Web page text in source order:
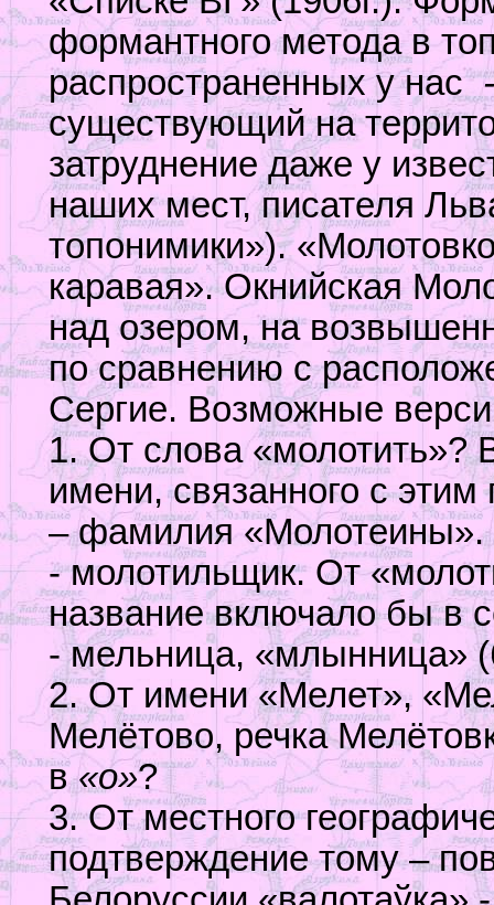
формантного метода в
распространенных у нас
существующий на
затруднение даже у
наших мест, писателя
топонимики»).
каравая». Окнийская
над озером, на
по сравнению с
Сергие. Возможные
1. От слова «молотить»?
имени, связанного с
– фамилия «Молотеины».
- молотильщик. От
название включало бы в
- мельница, «млынница»
2. От имени «Мелет»,
Мелётово, речка
в«о»?
3. От местного
подтверждение тому –